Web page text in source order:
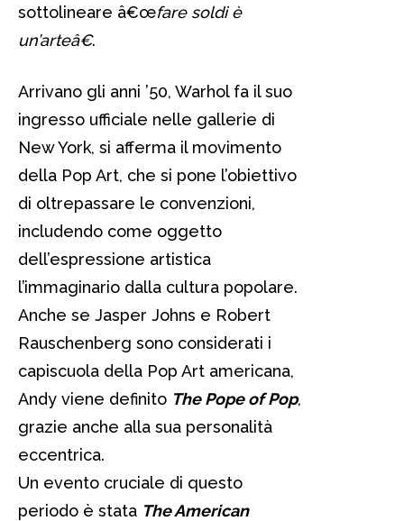
sottolineare â€œfare soldi è
un’arteâ€.
Arrivano gli anni ’50, Warhol fa il suo
ingresso ufficiale nelle gallerie di
New York, si afferma il movimento
della Pop Art, che si pone l’obiettivo
di oltrepassare le convenzioni,
includendo come oggetto
dell’espressione artistica
l’immaginario dalla cultura popolare.
Anche se Jasper Johns e Robert
Rauschenberg sono considerati i
capiscuola della Pop Art americana,
Andy viene definito The Pope of Pop,
grazie anche alla sua personalità
eccentrica.
Un evento cruciale di questo
periodo è stata The American